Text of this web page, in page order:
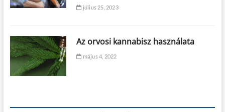
július 25, 2023
Az orvosi kannabisz használata
május 4, 2022